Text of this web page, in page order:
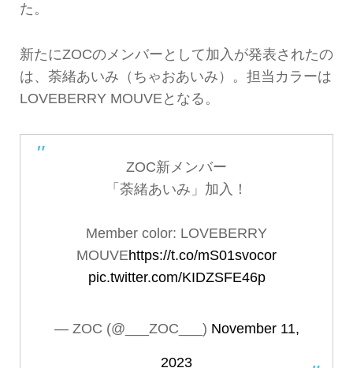
た。
新たにZOCのメンバーとして加入が発表されたの
は、荼緒あいみ（ちゃおあいみ）。担当カラーは
LOVEBERRY MOUVEとなる。
ZOC新メンバー
「荼緒あいみ」加入！
Member color: LOVEBERRY
MOUVEhttps://t.co/mS01svocor
pic.twitter.com/KIDZSFE46p
— ZOC (@___ZOC___) November 11,
2023